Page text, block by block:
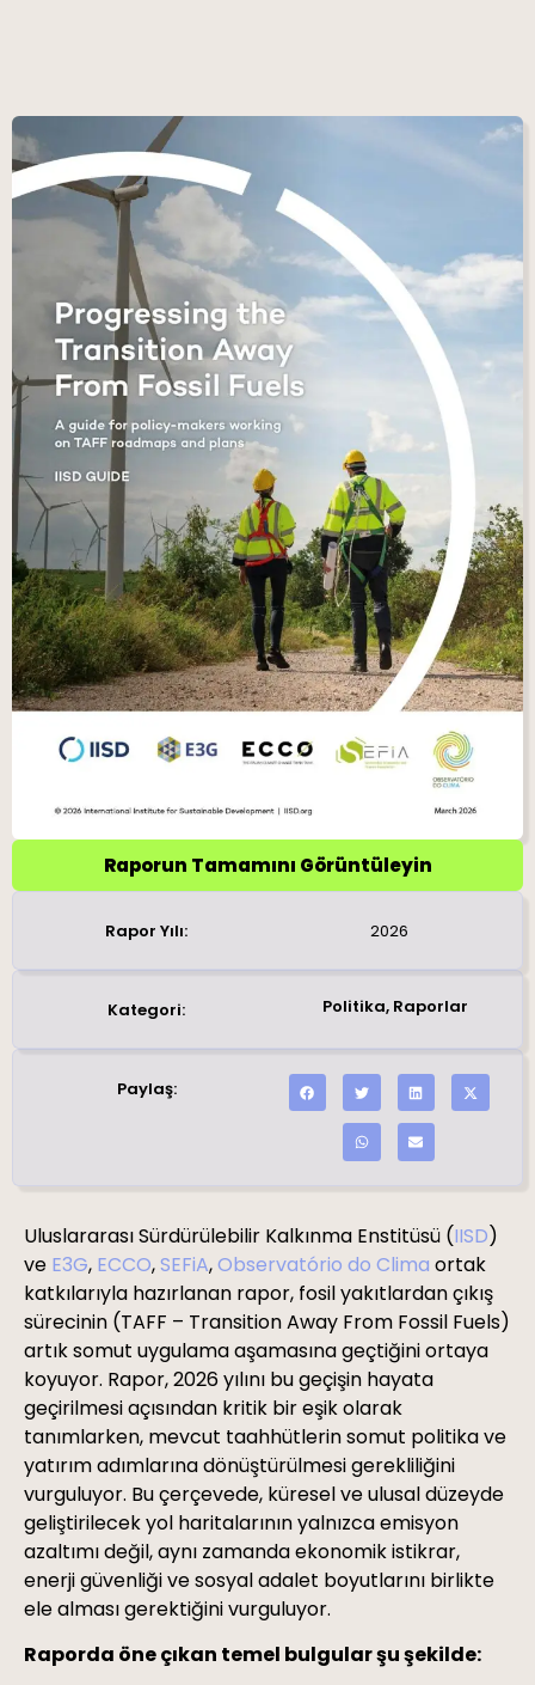
Raporun Tamamını Görüntüleyin
Rapor Yılı: 2026
Kategori: Politika, Raporlar
Paylaş:
Uluslararası Sürdürülebilir Kalkınma Enstitüsü (IISD)
ve E3G, ECCO,SEFiA,Observatório do Clima ortak
katkılarıyla hazırlanan rapor, fosil yakıtlardan çıkış
sürecinin (TAFF – Transition Away From Fossil Fuels)
artık somut uygulama aşamasına geçtiğini ortaya
koyuyor. Rapor, 2026 yılını bu geçişin hayata
geçirilmesi açısından kritik bir eşik olarak
tanımlarken, mevcut taahhütlerin somut politika ve
yatırım adımlarına dönüştürülmesi gerekliliğini
vurguluyor. Bu çerçevede, küresel ve ulusal düzeyde
geliştirilecek yol haritalarının yalnızca emisyon
azaltımı değil, aynı zamanda ekonomik istikrar,
enerji güvenliği ve sosyal adalet boyutlarını birlikte
ele alması gerektiğini vurguluyor.
Raporda öne çıkan temel bulgular şu şekilde: